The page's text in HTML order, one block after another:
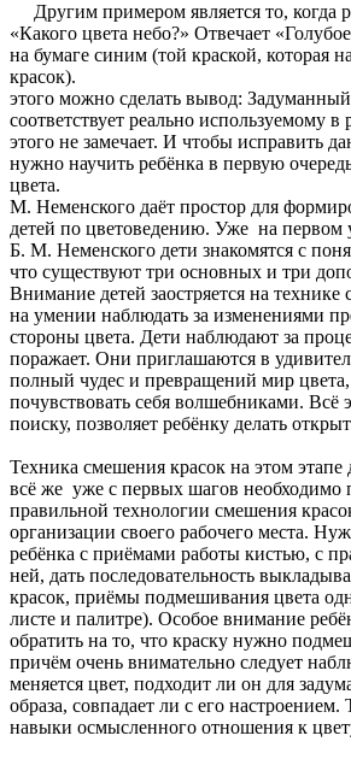
Другим примером является то, когда
«Какого цвета небо?» Отвечает
на бумаге синим (той краской, которая
этого можно сделать вывод: Задуманный
соответствует реально используемому в
этого не замечает. И чтобы исправить
нужно научить ребёнка в первую
цвета.
М. Неменского даёт простор для
детей по цветоведению. Уже на первом
Б. М. Неменского дети знакомятся с
что существуют три основных и три
Внимание детей заостряется на
на умении наблюдать за изменениями
стороны цвета. Дети наблюдают за
поражает. Они приглашаются в
полный чудес и превращений мир цвета,
почувствовать себя волшебниками. Всё
поиску, позволяет ребёнку делать
Техника смешения красок на этом этапе
всё же уже с первых шагов необходимо
правильной технологии смешения
организации своего рабочего места.
ребёнка с приёмами работы кистью, с
ней, дать последовательность
красок, приёмы подмешивания цвета
листе и палитре). Особое внимание
обратить на то, что краску нужно
причём очень внимательно следует
меняется цвет, подходит ли он для
образа, совпадает ли с его
навыки осмысленного отношения к